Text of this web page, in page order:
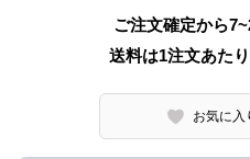
ご注文確定から
送料は1注文あたり
お気に入